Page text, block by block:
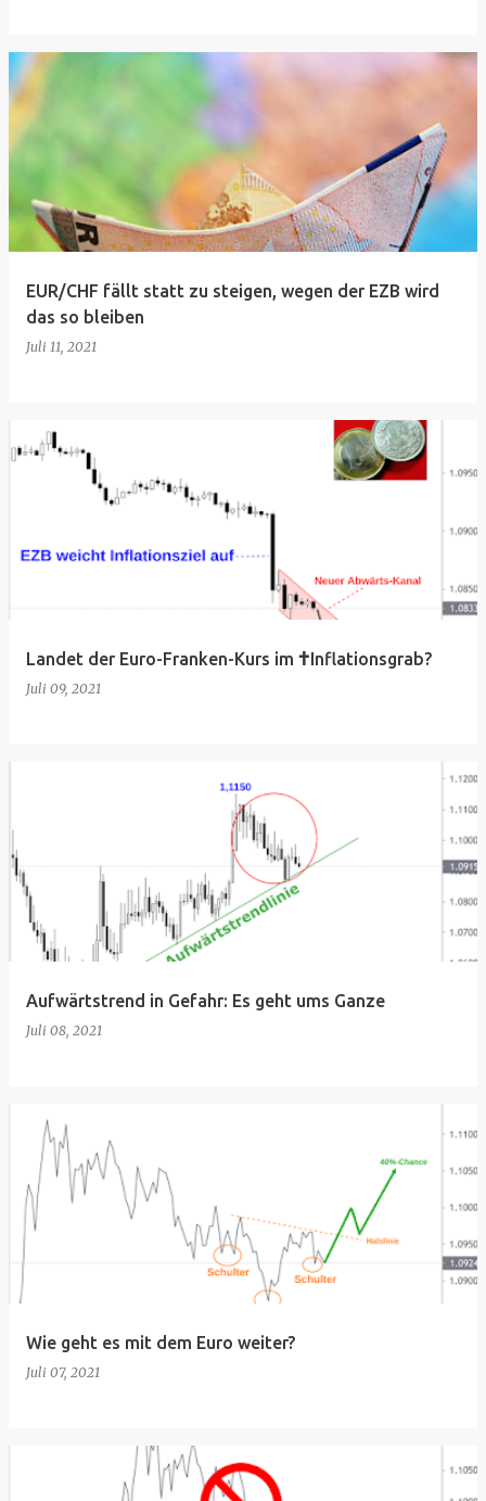
EUR/CHF fällt statt zu steigen, wegen der EZB wird
das so bleiben
Juli 11, 2021
Landet der Euro-Franken-Kurs im 🕇Inflationsgrab?
Juli 09, 2021
Aufwärtstrend in Gefahr: Es geht ums Ganze
Juli 08, 2021
Wie geht es mit dem Euro weiter?
Juli 07, 2021